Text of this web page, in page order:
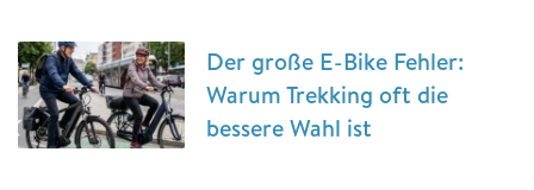
Der große E-Bike Fehler:
Warum Trekking oft die
bessere Wahl ist